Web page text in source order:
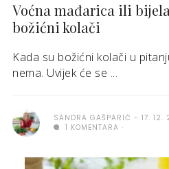
Voćna mađarica ili
božićni kolači
Kada su božićni kolači u
nema. Uvijek će se ...
SANDRA GAŠPARIĆ
17. 12.
1 KOMENTARA